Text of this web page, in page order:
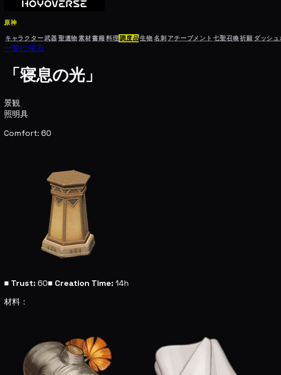
原神
キャラクター武器聖遺物素材書籍料理調度品生物名刺 アチーブメント 七聖召喚祈願 ダッシュ
一覧に戻る
「寝息の光」
景観
照明具
Comfort: 60
■ Trust: 60■ Creation Time: 14h
材料：